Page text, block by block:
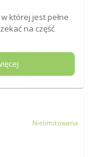
której jest pełne
na część
Nielimitowana